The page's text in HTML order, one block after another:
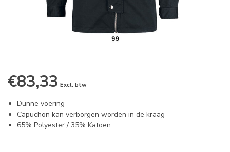
€83,33 Excl. btw
Dunne voering
Capuchon kan verborgen worden in de kraag
65% Polyester / 35% Katoen